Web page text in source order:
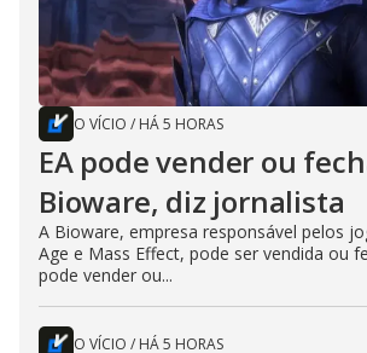
O VÍCIO / HÁ 5 HORAS
EA pode vender ou
Bioware, diz jornalista
A Bioware, empresa responsável pelos
Age e Mass Effect, pode ser vendida ou
pode vender ou...
O VÍCIO / HÁ 5 HORAS